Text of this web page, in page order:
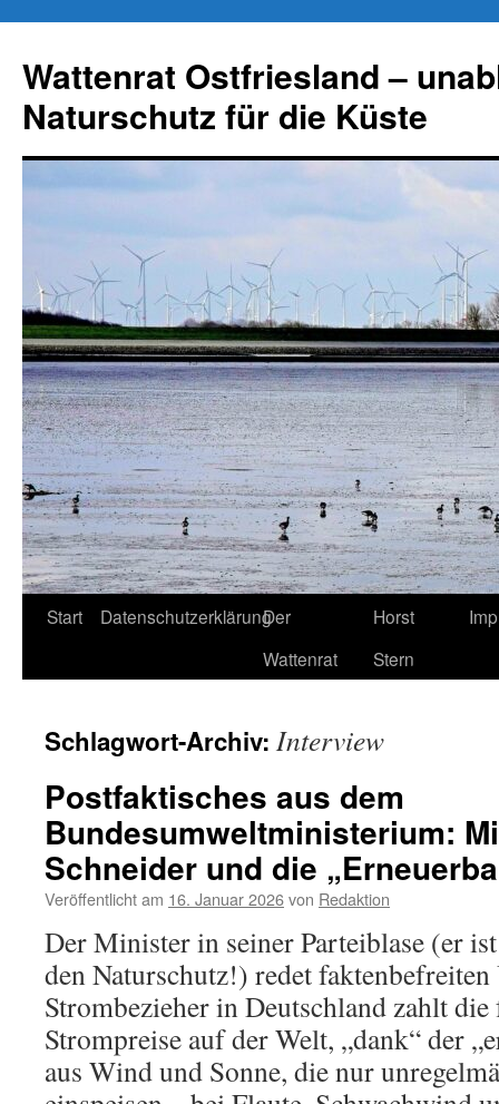
springen
Wattenrat Ostfriesland –
Naturschutz für die Küste
Start DatenschutzerklärungDer
Wattenrat
Horst
Stern
Schlagwort-Archiv: Interview
Postfaktisches aus dem
Bundesumweltministerium:
Schneider und die
Veröffentlicht am 16. Januar 2026von Redaktion
Der Minister in seiner Parteiblase (er
den Naturschutz!) redet
Strombezieher in Deutschland zahlt die
Strompreise auf der Welt, „dank“ der
aus Wind und Sonne, die nur